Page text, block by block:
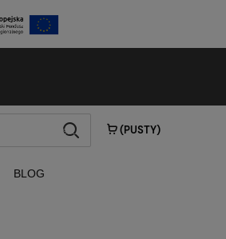
(PUSTY)
szukaj
BLOG